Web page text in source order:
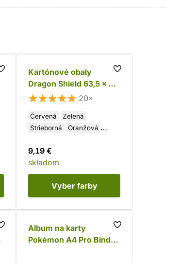
Kartónové obaly
Dragon Shield 63,5 x 88
mm - lesklá farba
20×
Červená
Zelená
Strieborná
Oranžová
Čierna
Hnedá
Žltá
Tyrkysová
transparentní
9,19 €
skladom
Vyber farby
Album na karty
Pokémon A4 Pro Binder